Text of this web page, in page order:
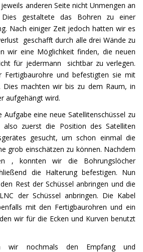
anderen Seite nicht Unmengen an
Dies gestaltete das Bohren zu einer
Nach einiger Zeit jedoch hatten wir es
geschafft durch alle drei Wände zu
wir eine Möglichkeit finden, die neuen
für jedermann sichtbar zu verlegen.
Fertigbaurohre und befestigten sie mit
Dies machten wir bis zu dem Raum, in
aufgehängt wird.
eine neue Satellitenschüssel zu
also zuerst die Position des Satelliten
gesucht, um schon einmal die
grob einschätzen zu können. Nachdem
, konnten wir die Bohrungslöcher
die Halterung befestigen. Nun
Rest der Schüssel anbringen und die
der Schüssel anbringen. Die Kabel
mit den Fertigbaurohren und ein
wir für die Ecken und Kurven benutzt
wir nochmals den Empfang und